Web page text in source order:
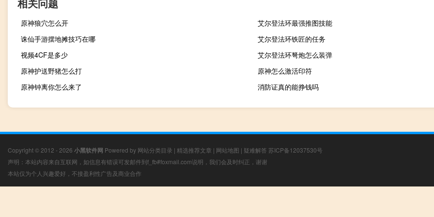
相关问题
原神狼穴怎么开
艾尔登法环最强推图技能
诛仙手游摆地摊技巧在哪
艾尔登法环铁匠的任务
视频4CF是多少
艾尔登法环弩炮怎么装弹
原神护送野猪怎么打
原神怎么激活印符
原神钟离你怎么来了
消防证真的能挣钱吗
Copyright © 2012 - 2026 小黑软件网 Powered by 网站分类目录 | 精选推荐文章 | 网站地图 | 疑难解答 苏ICP备12037530号
声明：本站内容来自互联网，如信息有错误可发邮件到f_fb#foxmail.com说明，我们会及时纠正，谢谢
本站仅为个人兴趣爱好，不接盈利性广告及商业合作